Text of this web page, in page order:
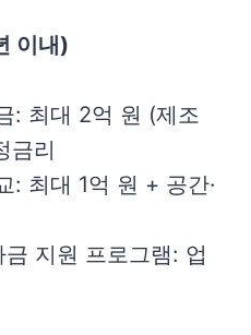
이내)
: 최대 2억 원 (제조
금리
: 최대 1억 원 + 공간·
지원 프로그램: 업